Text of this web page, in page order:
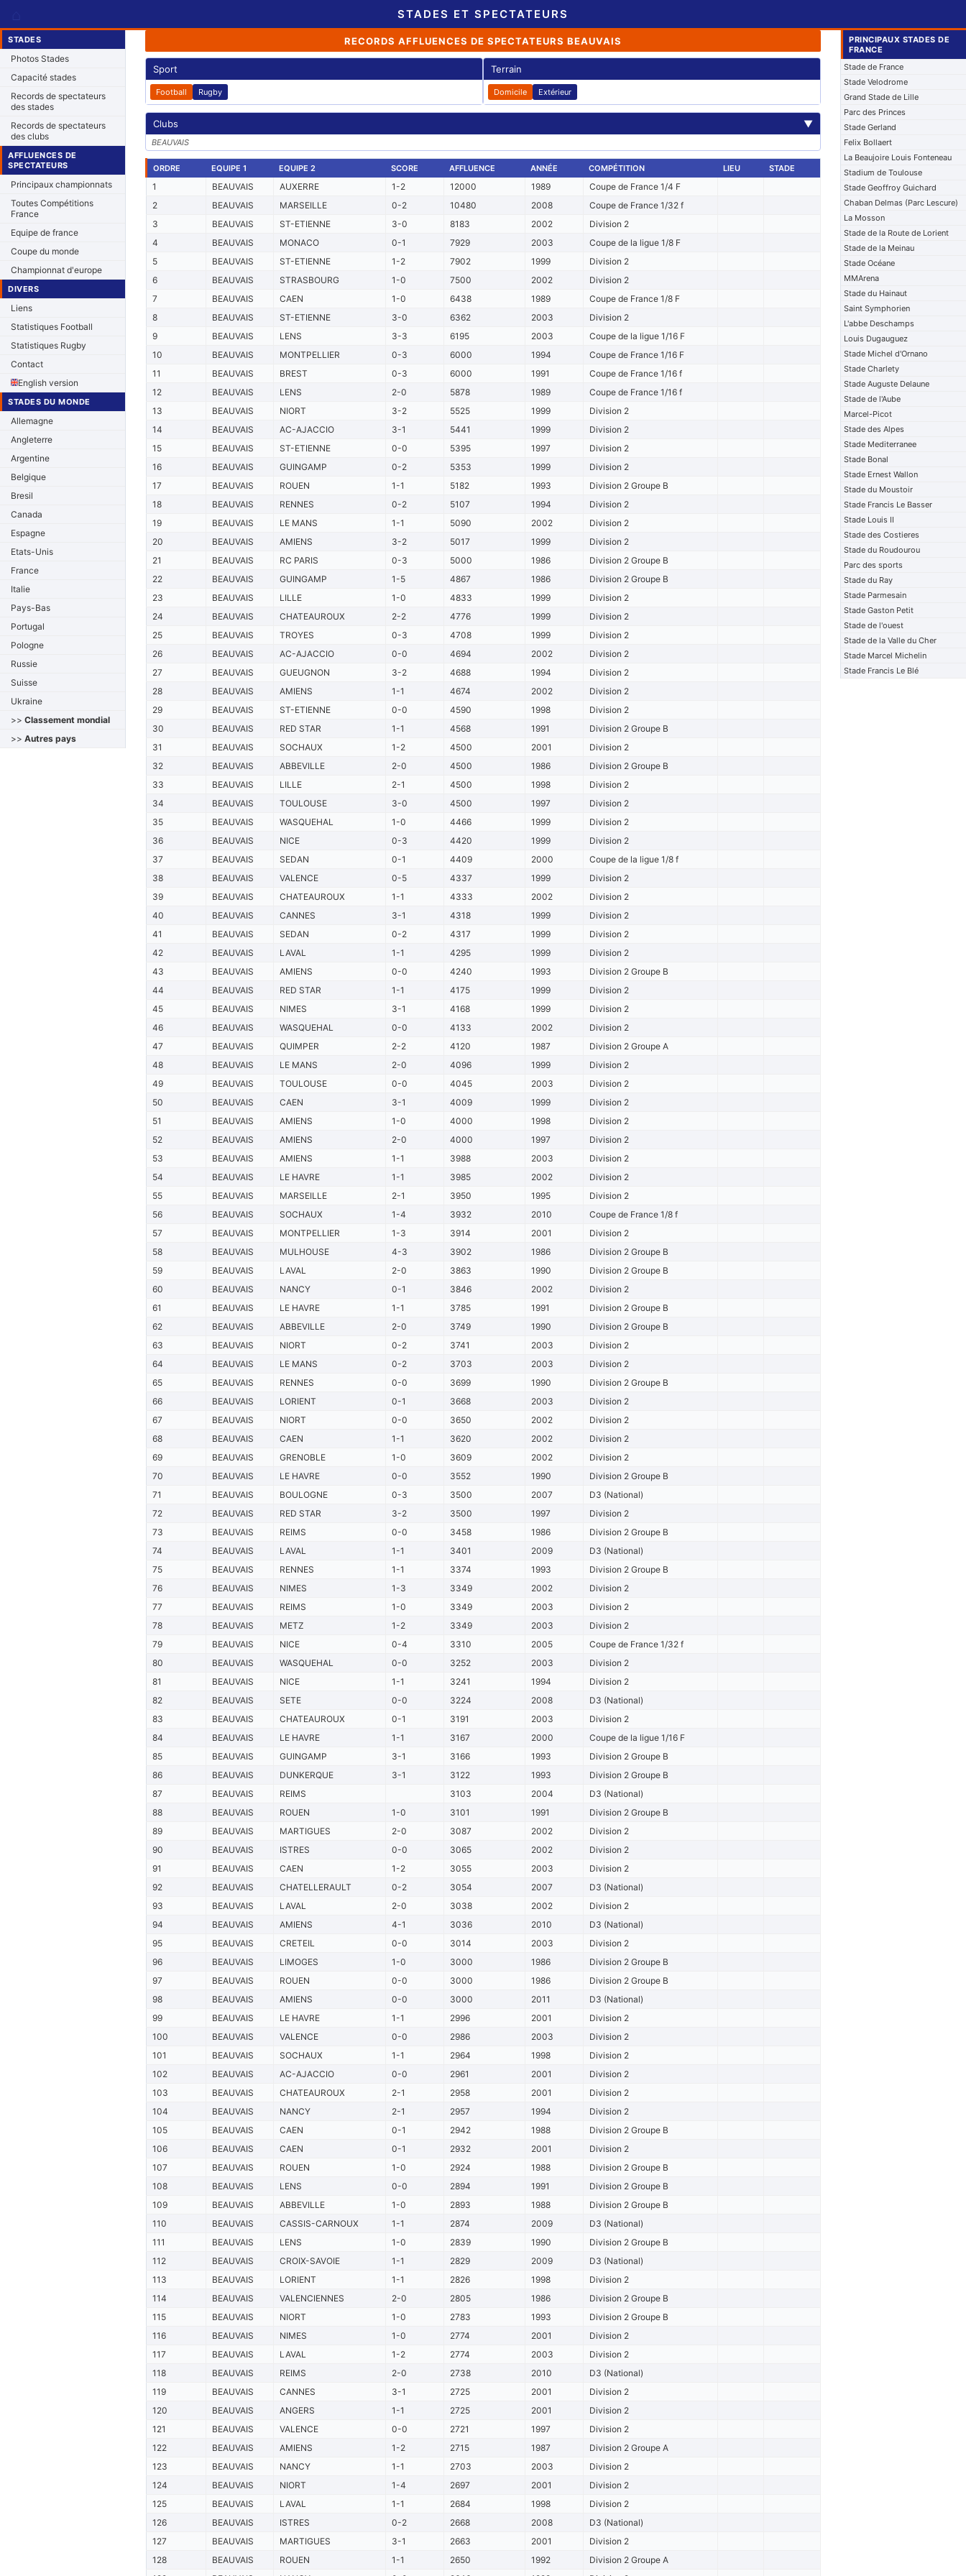
STADES ET SPECTATEURS
STADES
Photos Stades
Capacité stades
Records de spectateurs
des stades
Records de spectateurs
des clubs
AFFLUENCES DE
SPECTATEURS
Principaux championnats
Toutes Compétitions
France
Equipe de france
Coupe du monde
Championnat d'europe
DIVERS
Liens
Statistiques Football
Statistiques Rugby
Contact
English version
STADES DU MONDE
Allemagne
Angleterre
Argentine
Belgique
Bresil
Canada
Espagne
Etats-Unis
France
Italie
Pays-Bas
Portugal
Pologne
Russie
Suisse
Ukraine
>> Classement mondial
>> Autres pays
RECORDS AFFLUENCES DE SPECTATEURS BEAUVAIS
Sport
Football Rugby
Terrain
Domicile Extérieur
Clubs ▼
BEAUVAIS
ORDRE EQUIPE 1 EQUIPE 2 SCORE AFFLUENCE ANNÉE COMPÉTITION LIEU STADE
1 BEAUVAIS AUXERRE 1-2 12000 1989
Coupe de France 1/4 F
2
BEAUVAIS MARSEILLE 0-2 10480 2008
Coupe de France 1/32 f
3
BEAUVAIS ST-ETIENNE 3-0 8183 2002
Division 2
4
BEAUVAIS MONACO 0-1 7929 2003
Coupe de la ligue 1/8 F
5
BEAUVAIS ST-ETIENNE 1-2 7902 1999
Division 2
6
BEAUVAIS STRASBOURG 1-0 7500 2002
Division 2
7
BEAUVAIS CAEN 1-0 6438 1989
Coupe de France 1/8 F
8
BEAUVAIS ST-ETIENNE 3-0 6362 2003
Division 2
9
BEAUVAIS LENS 3-3 6195 2003
Coupe de la ligue 1/16 F
10
BEAUVAIS MONTPELLIER 0-3 6000 1994
Coupe de France 1/16 F
11
BEAUVAIS BREST 0-3 6000 1991
Coupe de France 1/16 f
12
BEAUVAIS LENS 2-0 5878 1989
Coupe de France 1/16 f
13
BEAUVAIS NIORT 3-2 5525 1999
Division 2
14
BEAUVAIS AC-AJACCIO 3-1 5441 1999
Division 2
15
BEAUVAIS ST-ETIENNE 0-0 5395 1997
Division 2
16
BEAUVAIS GUINGAMP 0-2 5353 1999
Division 2
17
BEAUVAIS ROUEN 1-1 5182 1993
Division 2 Groupe B
18
BEAUVAIS RENNES 0-2 5107 1994
Division 2
19
BEAUVAIS LE MANS 1-1 5090 2002
Division 2
20
BEAUVAIS AMIENS 3-2 5017 1999
Division 2
21
BEAUVAIS RC PARIS 0-3 5000 1986
Division 2 Groupe B
22
BEAUVAIS GUINGAMP 1-5 4867 1986
Division 2 Groupe B
23
BEAUVAIS LILLE 1-0 4833 1999
Division 2
24
BEAUVAIS CHATEAUROUX 2-2 4776 1999
Division 2
25
BEAUVAIS TROYES 0-3 4708 1999
Division 2
26
BEAUVAIS AC-AJACCIO 0-0 4694 2002
Division 2
27
BEAUVAIS GUEUGNON 3-2 4688 1994
Division 2
28
BEAUVAIS AMIENS 1-1 4674 2002
Division 2
29
BEAUVAIS ST-ETIENNE 0-0 4590 1998
Division 2
30
BEAUVAIS RED STAR 1-1 4568 1991
Division 2 Groupe B
31
BEAUVAIS SOCHAUX 1-2 4500 2001
Division 2
32
BEAUVAIS ABBEVILLE 2-0 4500 1986
Division 2 Groupe B
33
BEAUVAIS LILLE 2-1 4500 1998
Division 2
34
BEAUVAIS TOULOUSE 3-0 4500 1997
Division 2
35
BEAUVAIS WASQUEHAL 1-0 4466 1999
Division 2
36
BEAUVAIS NICE 0-3 4420 1999
Division 2
37
BEAUVAIS SEDAN 0-1 4409 2000
Coupe de la ligue 1/8 f
38
BEAUVAIS VALENCE 0-5 4337 1999
Division 2
39
BEAUVAIS CHATEAUROUX 1-1 4333 2002
Division 2
40
BEAUVAIS CANNES 3-1 4318 1999
Division 2
41
BEAUVAIS SEDAN 0-2 4317 1999
Division 2
42
BEAUVAIS LAVAL 1-1 4295 1999
Division 2
43
BEAUVAIS AMIENS 0-0 4240 1993
Division 2 Groupe B
44
BEAUVAIS RED STAR 1-1 4175 1999
Division 2
45
BEAUVAIS NIMES 3-1 4168 1999
Division 2
46
BEAUVAIS WASQUEHAL 0-0 4133 2002
Division 2
47
BEAUVAIS QUIMPER 2-2 4120 1987
Division 2 Groupe A
48
BEAUVAIS LE MANS 2-0 4096 1999
Division 2
49
BEAUVAIS TOULOUSE 0-0 4045 2003
Division 2
50
BEAUVAIS CAEN 3-1 4009 1999
Division 2
51
BEAUVAIS AMIENS 1-0 4000 1998
Division 2
52
BEAUVAIS AMIENS 2-0 4000 1997
Division 2
53
BEAUVAIS AMIENS 1-1 3988 2003
Division 2
54
BEAUVAIS LE HAVRE 1-1 3985 2002
Division 2
55
BEAUVAIS MARSEILLE 2-1 3950 1995
Division 2
56
BEAUVAIS SOCHAUX 1-4 3932 2010
Coupe de France 1/8 f
57
BEAUVAIS MONTPELLIER 1-3 3914 2001
Division 2
58
BEAUVAIS MULHOUSE 4-3 3902 1986
Division 2 Groupe B
59
BEAUVAIS LAVAL 2-0 3863 1990
Division 2 Groupe B
60
BEAUVAIS NANCY 0-1 3846 2002
Division 2
61
BEAUVAIS LE HAVRE 1-1 3785 1991
Division 2 Groupe B
62
BEAUVAIS ABBEVILLE 2-0 3749 1990
Division 2 Groupe B
63
BEAUVAIS NIORT 0-2 3741 2003
Division 2
64
BEAUVAIS LE MANS 0-2 3703 2003
Division 2
65
BEAUVAIS RENNES 0-0 3699 1990
Division 2 Groupe B
66
BEAUVAIS LORIENT 0-1 3668 2003
Division 2
67
BEAUVAIS NIORT 0-0 3650 2002
Division 2
68
BEAUVAIS CAEN 1-1 3620 2002
Division 2
69
BEAUVAIS GRENOBLE 1-0 3609 2002
Division 2
70
BEAUVAIS LE HAVRE 0-0 3552 1990
Division 2 Groupe B
71
BEAUVAIS BOULOGNE 0-3 3500 2007
D3 (National)
72
BEAUVAIS RED STAR 3-2 3500 1997
Division 2
73
BEAUVAIS REIMS 0-0 3458 1986
Division 2 Groupe B
74
BEAUVAIS LAVAL 1-1 3401 2009
D3 (National)
75
BEAUVAIS RENNES 1-1 3374 1993
Division 2 Groupe B
76
BEAUVAIS NIMES 1-3 3349 2002
Division 2
77
BEAUVAIS REIMS 1-0 3349 2003
Division 2
78
BEAUVAIS METZ 1-2 3349 2003
Division 2
79
BEAUVAIS NICE 0-4 3310 2005
Coupe de France 1/32 f
80
BEAUVAIS WASQUEHAL 0-0 3252 2003
Division 2
81
BEAUVAIS NICE 1-1 3241 1994
Division 2
82
BEAUVAIS SETE 0-0 3224 2008
D3 (National)
83
BEAUVAIS CHATEAUROUX 0-1 3191 2003
Division 2
84
BEAUVAIS LE HAVRE 1-1 3167 2000
Coupe de la ligue 1/16 F
85
BEAUVAIS GUINGAMP 3-1 3166 1993
Division 2 Groupe B
86
BEAUVAIS DUNKERQUE 3-1 3122 1993
Division 2 Groupe B
87
BEAUVAIS REIMS 3103 2004
D3 (National)
88
BEAUVAIS ROUEN 1-0 3101 1991
Division 2 Groupe B
89
BEAUVAIS MARTIGUES 2-0 3087 2002
Division 2
90
BEAUVAIS ISTRES 0-0 3065 2002
Division 2
91
BEAUVAIS CAEN 1-2 3055 2003
Division 2
92
BEAUVAIS CHATELLERAULT 0-2 3054 2007
D3 (National)
93
BEAUVAIS LAVAL 2-0 3038 2002
Division 2
94
BEAUVAIS AMIENS 4-1 3036 2010
D3 (National)
95
BEAUVAIS CRETEIL 0-0 3014 2003
Division 2
96
BEAUVAIS LIMOGES 1-0 3000 1986
Division 2 Groupe B
97
BEAUVAIS ROUEN 0-0 3000 1986
Division 2 Groupe B
98
BEAUVAIS AMIENS 0-0 3000 2011
D3 (National)
99
BEAUVAIS LE HAVRE 1-1 2996 2001
Division 2
100
BEAUVAIS VALENCE 0-0 2986 2003
Division 2
101
BEAUVAIS SOCHAUX 1-1 2964 1998
Division 2
102
BEAUVAIS AC-AJACCIO 0-0 2961 2001
Division 2
103
BEAUVAIS CHATEAUROUX 2-1 2958 2001
Division 2
104
BEAUVAIS NANCY 2-1 2957 1994
Division 2
105
BEAUVAIS CAEN 0-1 2942 1988
Division 2 Groupe B
106
BEAUVAIS CAEN 0-1 2932 2001
Division 2
107
BEAUVAIS ROUEN 1-0 2924 1988
Division 2 Groupe B
108
BEAUVAIS LENS 0-0 2894 1991
Division 2 Groupe B
109
BEAUVAIS ABBEVILLE 1-0 2893 1988
Division 2 Groupe B
110
BEAUVAIS CASSIS-CARNOUX 1-1 2874 2009
D3 (National)
111
BEAUVAIS LENS 1-0 2839 1990
Division 2 Groupe B
112
BEAUVAIS CROIX-SAVOIE 1-1 2829 2009
D3 (National)
113
BEAUVAIS LORIENT 1-1 2826 1998
Division 2
114
BEAUVAIS VALENCIENNES 2-0 2805 1986
Division 2 Groupe B
115
BEAUVAIS NIORT 1-0 2783 1993
Division 2 Groupe B
116
BEAUVAIS NIMES 1-0 2774 2001
Division 2
117
BEAUVAIS LAVAL 1-2 2774 2003
Division 2
118
BEAUVAIS REIMS 2-0 2738 2010
D3 (National)
119
BEAUVAIS CANNES 3-1 2725 2001
Division 2
120
BEAUVAIS ANGERS 1-1 2725 2001
Division 2
121
BEAUVAIS VALENCE 0-0 2721 1997
Division 2
122
BEAUVAIS AMIENS 1-2 2715 1987
Division 2 Groupe A
123
BEAUVAIS NANCY 1-1 2703 2003
Division 2
124
BEAUVAIS NIORT 1-4 2697 2001
Division 2
125
BEAUVAIS LAVAL 1-1 2684 1998
Division 2
126
BEAUVAIS ISTRES 0-2 2668 2008
D3 (National)
127
BEAUVAIS MARTIGUES 3-1 2663 2001
Division 2
128
BEAUVAIS ROUEN 1-1 2650 1992
Division 2 Groupe A
PRINCIPAUX STADES DE
FRANCE
Stade de France
Stade Velodrome
Grand Stade de Lille
Parc des Princes
Stade Gerland
Felix Bollaert
La Beaujoire Louis Fonteneau
Stadium de Toulouse
Stade Geoffroy Guichard
Chaban Delmas (Parc Lescure)
La Mosson
Stade de la Route de Lorient
Stade de la Meinau
Stade Océane
MMArena
Stade du Hainaut
Saint Symphorien
L'abbe Deschamps
Louis Dugauguez
Stade Michel d'Ornano
Stade Charlety
Stade Auguste Delaune
Stade de l'Aube
Marcel-Picot
Stade des Alpes
Stade Mediterranee
Stade Bonal
Stade Ernest Wallon
Stade du Moustoir
Stade Francis Le Basser
Stade Louis II
Stade des Costieres
Stade du Roudourou
Parc des sports
Stade du Ray
Stade Parmesain
Stade Gaston Petit
Stade de l'ouest
Stade de la Valle du Cher
Stade Marcel Michelin
Stade Francis Le Blé